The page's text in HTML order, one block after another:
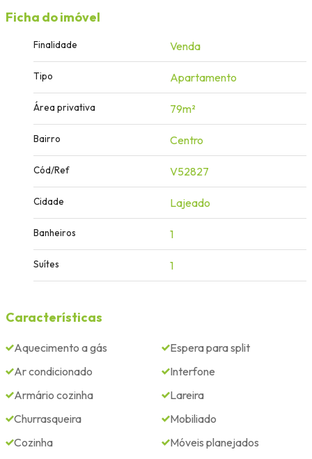
Ficha do imóvel
Finalidade Venda
Tipo Apartamento
Área privativa 79m²
Bairro Centro
Cód/Ref V52827
Cidade Lajeado
Banheiros 1
Suítes 1
Características
Aquecimento a gás
Ar condicionado
Armário cozinha
Churrasqueira
Cozinha
Espera para split
Interfone
Lareira
Mobiliado
Móveis planejados